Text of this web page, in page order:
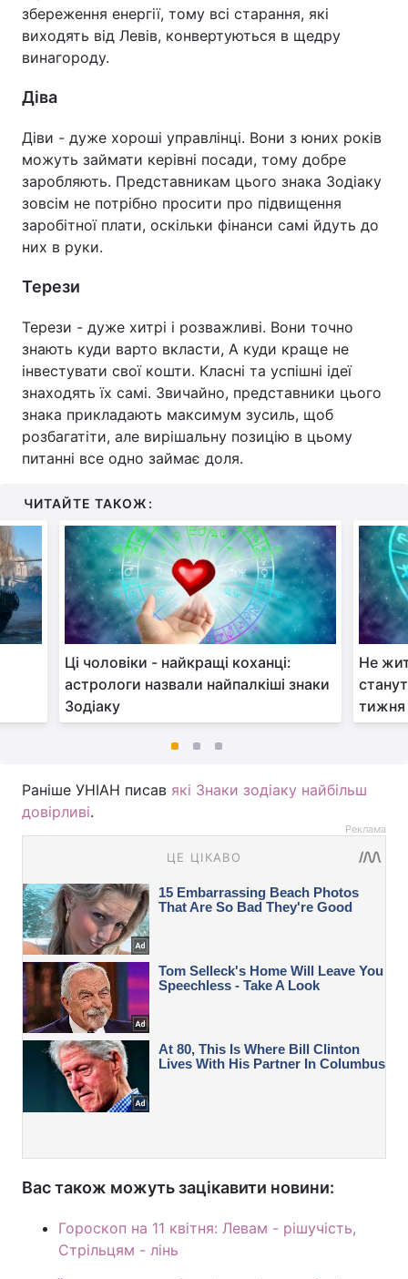
збереження енергії, тому всі старання, які
виходять від Левів, конвертуються в щедру
винагороду.
Діва
Діви - дуже хороші управлінці. Вони з юних років
можуть займати керівні посади, тому добре
заробляють. Представникам цього знака Зодіаку
зовсім не потрібно просити про підвищення
заробітної плати, оскільки фінанси самі йдуть до
них в руки.
Терези
Терези - дуже хитрі і розважливі. Вони точно
знають куди варто вкласти, А куди краще не
інвестувати свої кошти. Класні та успішні ідеї
знаходять їх самі. Звичайно, представники цього
знака прикладають максимум зусиль, щоб
розбагатіти, але вирішальну позицію в цьому
питанні все одно займає доля.
ЧИТАЙТЕ ТАКОЖ:
Ці чоловіки - найкращі коханці:
астрологи назвали найпалкіші знаки
Зодіаку
Не
тижня
Раніше УНІАН писав які Знаки зодіаку найбільш
довірливі.
Реклама
Вас також можуть зацікавити новини:
Гороскоп на 11 квітня: Левам - рішучість,
Стрільцям - лінь